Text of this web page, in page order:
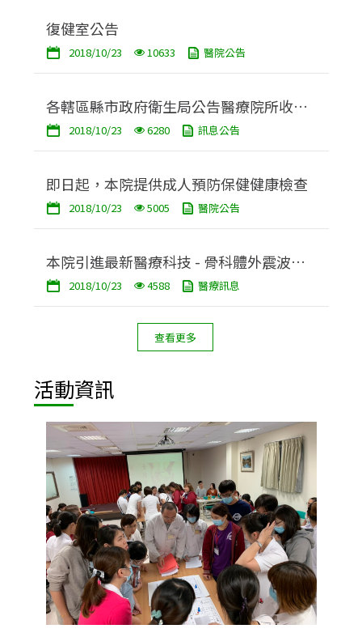
復健室公告
2018/10/23 10633 醫院公告
各轄區縣市政府衛生局公告醫療院所收費
標準網站連結
2018/10/23 6280 訊息公告
即日起，本院提供成人預防保健健康檢查
2018/10/23 5005 醫院公告
本院引進最新醫療科技 - 骨科體外震波治
療儀2018/10/23 4588 醫療訊息
查看更多
活動資訊